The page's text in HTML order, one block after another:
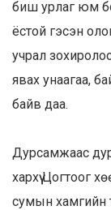
биш урлаг юм
ёстой гэсэн
учрал
явах унаагаа,
байв даа.
Дурсамжаас
хархүү Цогтоог
сумын хамгийн